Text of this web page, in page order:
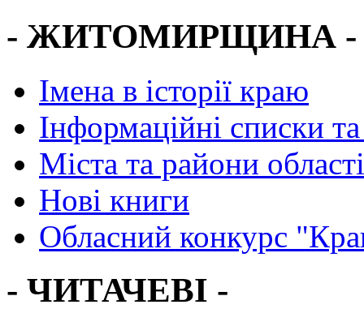
- ЖИТОМИРЩИНА -
Імена в історії краю
Інформаційні списки
Міста та райони області
Нові книги
Обласний конкурс
- ЧИТАЧЕВІ -